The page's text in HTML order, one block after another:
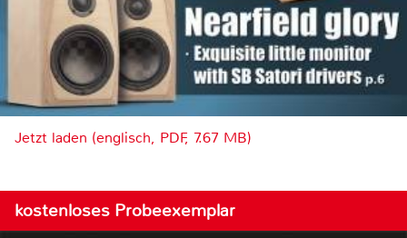
Jetzt laden (englisch, PDF, 7.67 MB)
kostenloses Probeexemplar